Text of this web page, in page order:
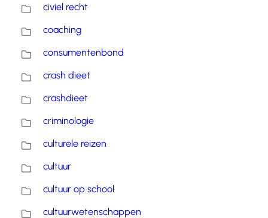
civiel recht
coaching
consumentenbond
crash dieet
crashdieet
criminologie
culturele reizen
cultuur
cultuur op school
cultuurwetenschappen